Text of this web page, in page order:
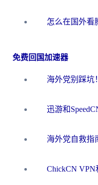
免费回国加速器